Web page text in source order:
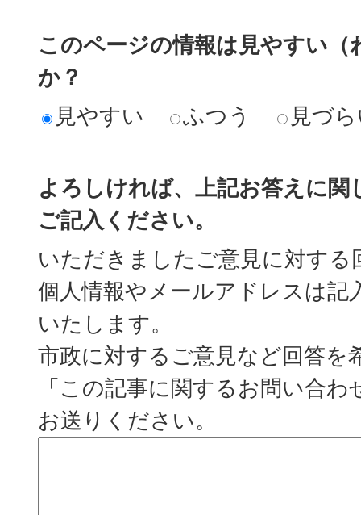
このページの情報は見やすい
か？
見やすい
ふつう 見づ
よろしければ、上記お答えに関
ご記入ください。
いただきましたご意見に対する
個人情報やメールアドレスは記
いたします。
市政に対するご意見など回答を
「この記事に関するお問い合
お送りください。